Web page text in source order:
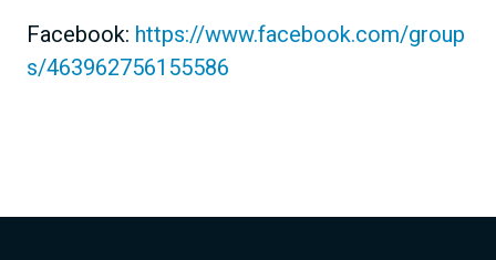
Facebook: https://www.facebook.com/group
s/463962756155586